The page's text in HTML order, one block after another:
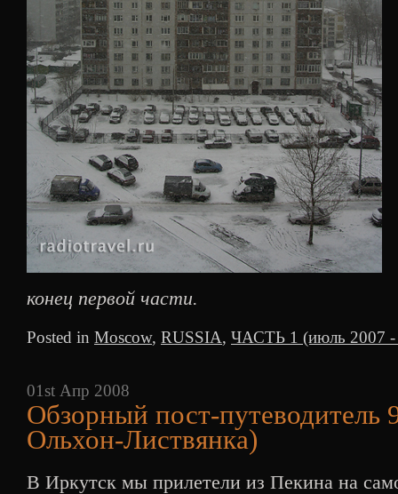
конец первой части.
Posted in Moscow, RUSSIA, ЧАСТЬ 1 (июль 2007 -
01st Апр 2008
Обзорный пост-путеводитель
Ольхон-Листвянка)
В Иркутск мы прилетели из Пекина на